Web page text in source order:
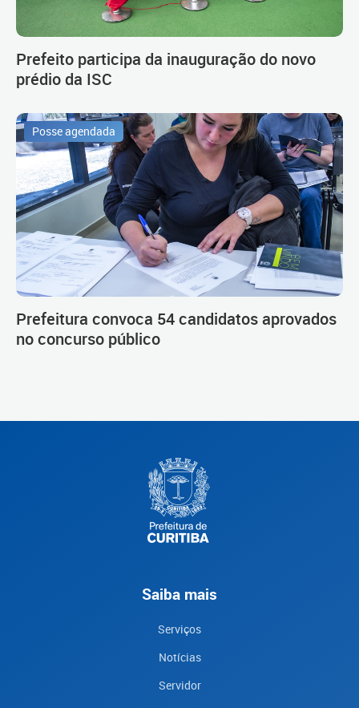
Prefeito participa da inauguração do novo
prédio da ISC
Posse agendada
Prefeitura convoca 54 candidatos aprovados
no concurso público
Saiba mais
Serviços
Notícias
Servidor